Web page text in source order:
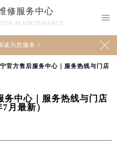
修服务中心
MAINTENANCE

为您服务！ 
官方售后服务中心｜服务热线与门店
务中心｜服务热线与门店
月最新）